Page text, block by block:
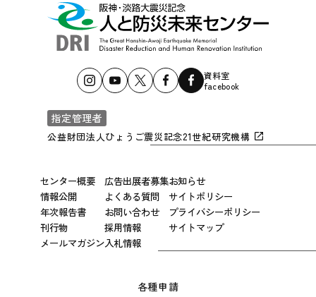
資料室
facebook
指定管理者
公益財団法人ひょうご震災記念21世紀研究機構
センター概要
情報公開
年次報告書
刊行物
メールマガジン
広告出展者募集
よくある質問
お問い合わせ
採用情報
入札情報
お知らせ
サイトポリシー
プライバシーポリシー
サイトマップ
各種申請